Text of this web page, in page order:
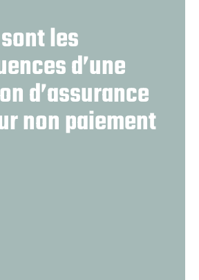
les
d’une
d’assurance
non paiement